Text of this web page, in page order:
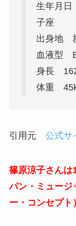
生年月
子座
出身地
血液型
身長
体重
引用元 公式サ
篠原涼子さんは
パン・ミュージ
ー・コンセプト